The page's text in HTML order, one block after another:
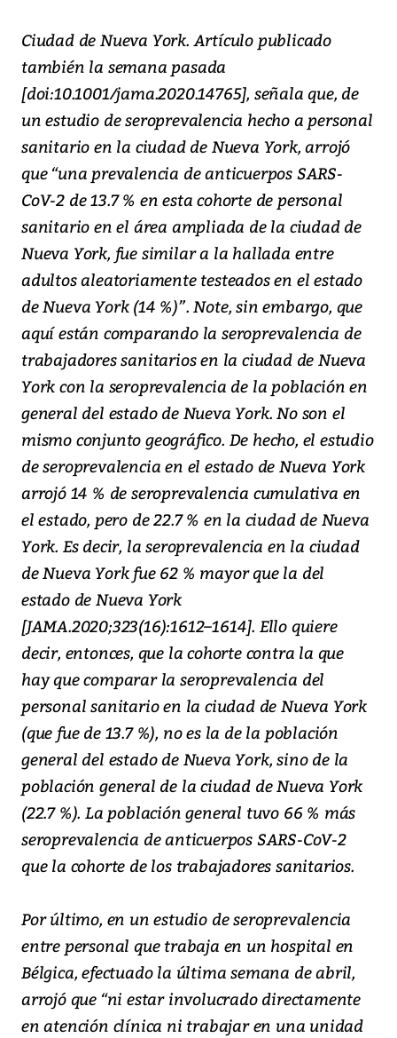
Ciudad de Nueva York. Artículo publicado
también la semana pasada
[doi:10.1001/jama.2020.14765], señala que, de
un estudio de seroprevalencia hecho a personal
sanitario en la ciudad de Nueva York, arrojó
que “una prevalencia de anticuerpos SARS-
CoV-2 de 13.7 % en esta cohorte de personal
sanitario en el área ampliada de la ciudad de
Nueva York, fue similar a la hallada entre
adultos aleatoriamente testeados en el estado
de Nueva York (14 %)”. Note, sin embargo, que
aquí están comparando la seroprevalencia de
trabajadores sanitarios en la ciudad de Nueva
York con la seroprevalencia de la población en
general del estado de Nueva York. No son el
mismo conjunto geográfico. De hecho, el estudio
de seroprevalencia en el estado de Nueva York
arrojó 14 % de seroprevalencia cumulativa en
el estado, pero de 22.7 % en la ciudad de Nueva
York. Es decir, la seroprevalencia en la ciudad
de Nueva York fue 62 % mayor que la del
estado de Nueva York
[JAMA.2020;323(16):1612–1614]. Ello quiere
decir, entonces, que la cohorte contra la que
hay que comparar la seroprevalencia del
personal sanitario en la ciudad de Nueva York
(que fue de 13.7 %), no es la de la población
general del estado de Nueva York, sino de la
población general de la ciudad de Nueva York
(22.7 %). La población general tuvo 66 % más
seroprevalencia de anticuerpos SARS-CoV-2
que la cohorte de los trabajadores sanitarios.
Por último, en un estudio de seroprevalencia
entre personal que trabaja en un hospital en
Bélgica, efectuado la última semana de abril,
arrojó que “ni estar involucrado directamente
en atención clínica ni trabajar en una unidad